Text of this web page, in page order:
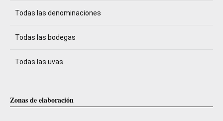
Todas las denominaciones
Todas las bodegas
Todas las uvas
Zonas de elaboración